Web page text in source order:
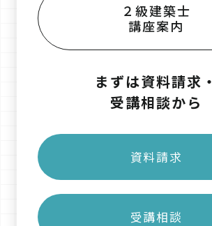
２級建築士
講座案内
まずは資料請求・
受講相談から
資料請求
受講相談